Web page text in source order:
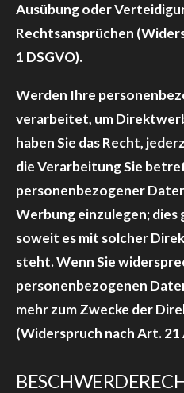
Ausübung oder
Rechtsansprüchen
1 DSGVO).
Werden Ihre
verarbeitet, um
haben Sie das Recht,
die Verarbeitung Sie
personenbezogener
Werbung einzulegen; dies
soweit es mit solcher
steht. Wenn Sie
personenbezogenen
mehr zum Zwecke der
(Widerspruch nach Art. 21